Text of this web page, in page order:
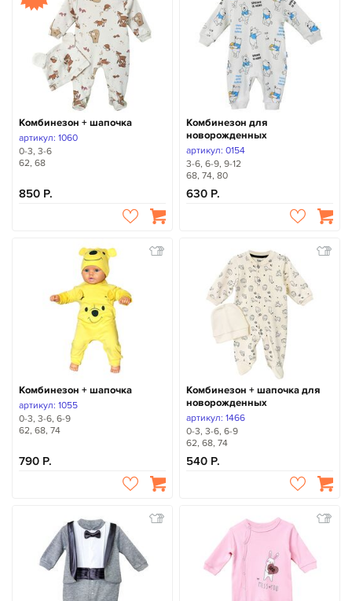
Комбинезон + шапочка
артикул: 1060
0-3, 3-6
62, 68
850
Комбинезон для
новорожденных
артикул: 0154
3-6, 6-9, 9-12
68, 74, 80
630
Комбинезон + шапочка
артикул: 1055
0-3, 3-6, 6-9
62, 68, 74
790
Комбинезон + шапочка для
новорожденных
артикул: 1466
0-3, 3-6, 6-9
62, 68, 74
540